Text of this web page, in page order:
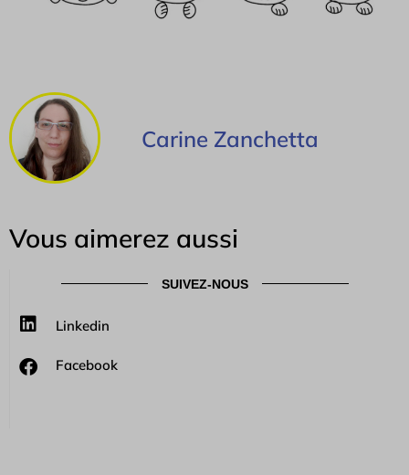
Carine Zanchetta
Vous aimerez aussi
SUIVEZ-NOUS
Linkedin
Facebook